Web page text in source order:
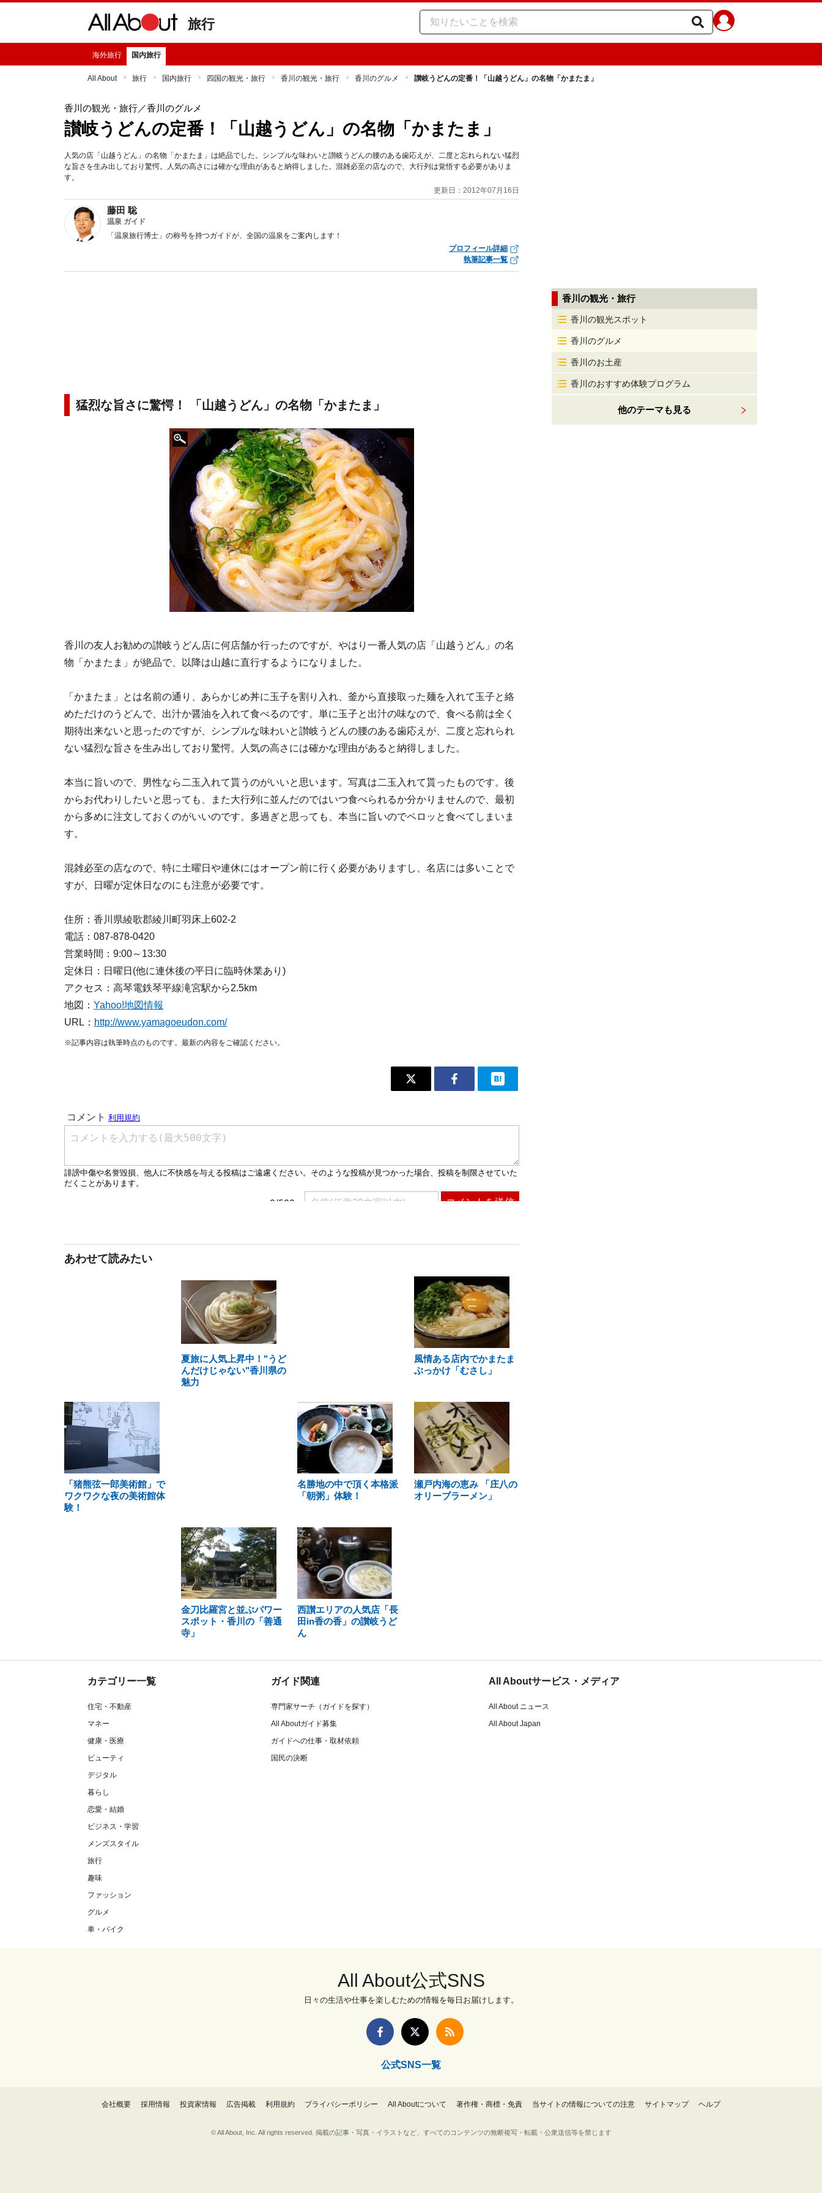
旅行
海外旅行 国内旅行
All About 旅行 国内旅行 四国の観光・旅行 香川の観光・旅行 香川のグルメ 讃岐うどんの定番！「山越うどん」の名物「かまたま」
香川の観光・旅行／香川のグルメ
讃岐うどんの定番！「山越うどん」の名物「かまたま」
人気の店「山越うどん」の名物「かまたま」は絶品でした。シンプルな味わいと讃岐うどんの腰のある歯応えが、二度と忘れられない猛烈
な旨さを生み出しており驚愕。人気の高さには確かな理由があると納得しました。混雑必至の店なので、大行列は覚悟する必要がありま
す。
更新日：2012年07月16日
藤田 聡
温泉 ガイド
「温泉旅行博士」の称号を持つガイドが、全国の温泉をご案内します！
プロフィール詳細
執筆記事一覧
猛烈な旨さに驚愕！ 「山越うどん」の名物「かまたま」
香川の友人お勧めの讃岐うどん店に何店舗か行ったのですが、やはり一番人気の店「山越うどん」の名
物「かまたま」が絶品で、以降は山越に直行するようになりました。
「かまたま」とは名前の通り、あらかじめ丼に玉子を割り入れ、釜から直接取った麺を入れて玉子と絡
めただけのうどんで、出汁か醤油を入れて食べるのです。単に玉子と出汁の味なので、食べる前は全く
期待出来ないと思ったのですが、シンプルな味わいと讃岐うどんの腰のある歯応えが、二度と忘れられ
ない猛烈な旨さを生み出しており驚愕。人気の高さには確かな理由があると納得しました。
本当に旨いので、男性なら二玉入れて貰うのがいいと思います。写真は二玉入れて貰ったものです。後
からお代わりしたいと思っても、また大行列に並んだのではいつ食べられるか分かりませんので、最初
から多めに注文しておくのがいいのです。多過ぎと思っても、本当に旨いのでペロッと食べてしまいま
す。
混雑必至の店なので、特に土曜日や連休にはオープン前に行く必要がありますし、名店には多いことで
すが、日曜が定休日なのにも注意が必要です。
住所：香川県綾歌郡綾川町羽床上602-2
電話：087-878-0420
営業時間：9:00～13:30
定休日：日曜日(他に連休後の平日に臨時休業あり)
アクセス：高琴電鉄琴平線滝宮駅から2.5km
地図： Yahoo!地図情報
URL： http://www.yamagoeudon.com/
※記事内容は執筆時点のものです。最新の内容をご確認ください。
あわせて読みたい
夏旅に人気上昇中！"うど
んだけじゃない"香川県の
魅力
風情ある店内でかまたま
ぶっかけ「むさし」
「猪熊弦一郎美術館」で
ワクワクな夜の美術館体
験！
名勝地の中で頂く本格派
「朝粥」体験！
瀬戸内海の恵み 「庄八の
オリーブラーメン」
金刀比羅宮と並ぶパワー
スポット・香川の「善通
寺」
西讃エリアの人気店「長
田in香の香」の讃岐うど
ん
香川の観光・旅行
香川の観光スポット
香川のグルメ
香川のお土産
香川のおすすめ体験プログラム
他のテーマも見る
カテゴリー一覧
住宅・不動産
マネー
健康・医療
ビューティ
デジタル
暮らし
恋愛・結婚
ビジネス・学習
メンズスタイル
旅行
趣味
ファッション
グルメ
車・バイク
ガイド関連
専門家サーチ（ガイドを探す）
All Aboutガイド募集
ガイドへの仕事・取材依頼
国民の決断
All Aboutサービス・メディア
All About ニュース
All About Japan
All About公式SNS
日々の生活や仕事を楽しむための情報を毎日お届けします。
公式SNS一覧
会社概要 採用情報 投資家情報 広告掲載 利用規約 プライバシーポリシー All Aboutについて 著作権・商標・免責 当サイトの情報についての注意 サイトマップ ヘルプ
© All About, Inc. All rights reserved. 掲載の記事・写真・イラストなど、すべてのコンテンツの無断複写・転載・公衆送信等を禁じます